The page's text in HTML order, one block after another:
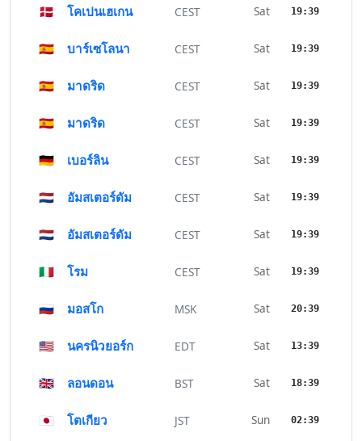
🇩🇰 โคเปนเฮเกน CEST Sat 19:39
🇪🇸 บาร์เซโลนา CEST Sat 19:39
🇪🇸 มาดริด CEST Sat 19:39
🇪🇸 มาดริด CEST Sat 19:39
🇩🇪 เบอร์ลิน CEST Sat 19:39
🇳🇱 อัมสเตอร์ดัม CEST Sat 19:39
🇳🇱 อัมสเตอร์ดัม CEST Sat 19:39
🇮🇹 โรม CEST Sat 19:39
🇷🇺 มอสโก MSK Sat 20:39
🇺🇸 นครนิวยอร์ก EDT Sat 13:39
🇬🇧 ลอนดอน BST Sat 18:39
🇯🇵 โตเกียว JST Sun 02:39